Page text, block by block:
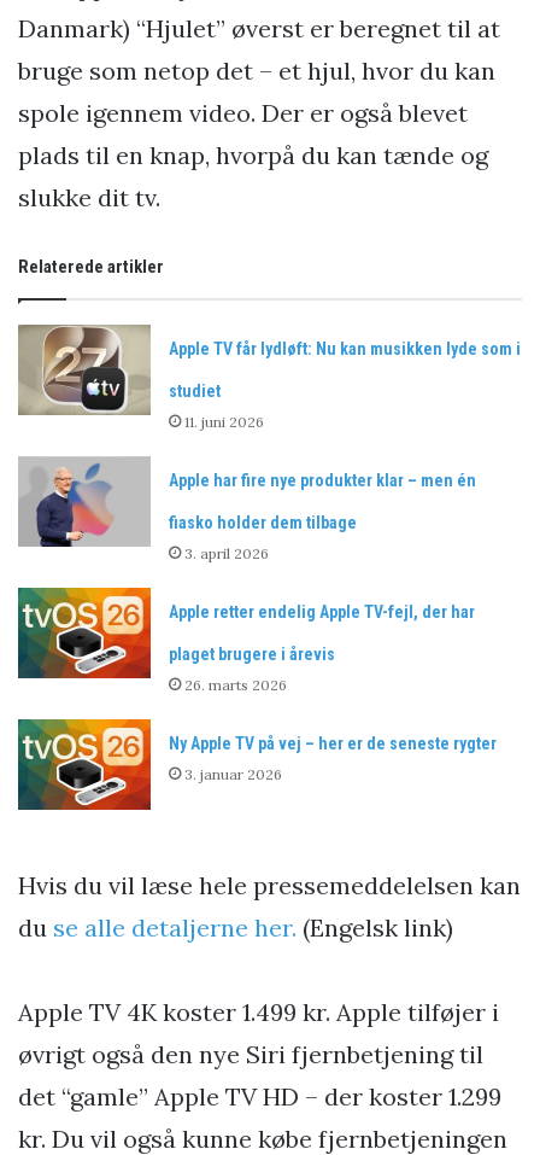
Danmark) “Hjulet” øverst er beregnet til at
bruge som netop det – et hjul, hvor du kan
spole igennem video. Der er også blevet
plads til en knap, hvorpå du kan tænde og
slukke dit tv.
Relaterede artikler
Apple TV får lydløft: Nu kan musikken lyde som i
studiet
11. juni 2026
Apple har fire nye produkter klar – men én
fiasko holder dem tilbage
3. april 2026
Apple retter endelig Apple TV-fejl, der har
plaget brugere i årevis
26. marts 2026
Ny Apple TV på vej – her er de seneste rygter
3. januar 2026
Hvis du vil læse hele pressemeddelelsen kan
du se alle detaljerne her. (Engelsk link)
Apple TV 4K koster 1.499 kr. Apple tilføjer i
øvrigt også den nye Siri fjernbetjening til
det “gamle” Apple TV HD – der koster 1.299
kr. Du vil også kunne købe fjernbetjeningen